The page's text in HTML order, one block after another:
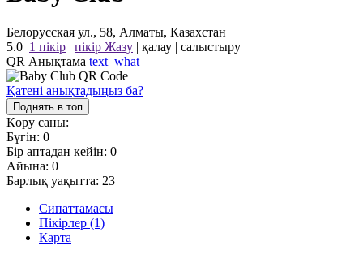
Белорусская ул., 58, Алматы, Казахстан
5.0 1 пікір | пікір Жазу | қалау | салыстыру
QR Анықтама text_what
Қатені анықтадыңыз ба?
Поднять в топ
Көру саны:
Бүгін: 0
Бір аптадан кейін: 0
Айына: 0
Барлық уақытта: 23
Сипаттамасы
Пікірлер (1)
Карта